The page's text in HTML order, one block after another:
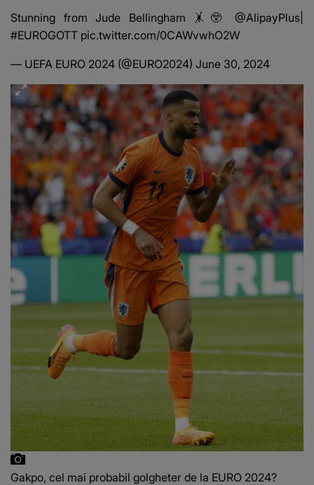
Stunning from Jude Bellingham 🤸😲 @AlipayPlus
#EUROGOTT pic.twitter.com/0CAWvwhO2W
— UEFA EURO 2024 (@EURO2024) June 30, 2024
Gakpo, cel mai probabil golgheter de la EURO 2024?